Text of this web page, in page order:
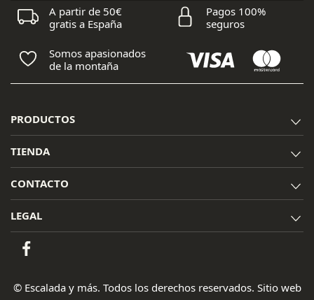
A partir de 50€
gratis a España
Pagos 100%
seguros
Somos apasionados
de la montaña
PRODUCTOS
TIENDA
CONTACTO
LEGAL
© Escalada y más. Todos los derechos reservados. Sitio web